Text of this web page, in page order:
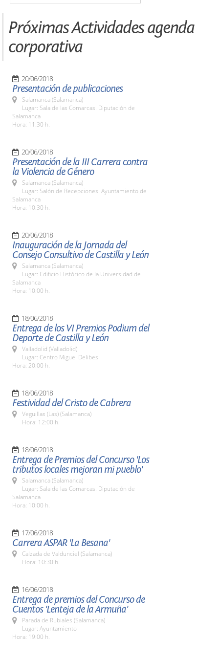
Próximas Actividades agenda
corporativa
20/06/2018
Presentación de publicaciones
Salamanca (Salamanca)
Lugar: Sala de las Comarcas. Diputación de
Salamanca
Hora: 11:30 h.
20/06/2018
Presentación de la III Carrera contra
la Violencia de Género
Salamanca (Salamanca)
Lugar: Salón de Recepciones. Ayuntamiento de
Salamanca
Hora: 10:30 h.
20/06/2018
Inauguración de la Jornada del
Consejo Consultivo de Castilla y León
Salamanca (Salamanca)
Lugar: Edificio Histórico de la Universidad de
Salamanca
Hora: 10:00 h.
18/06/2018
Entrega de los VI Premios Podium del
Deporte de Castilla y León
Valladolid (Valladolid)
Lugar: Centro Miguel Delibes
Hora: 20.00 h.
18/06/2018
Festividad del Cristo de Cabrera
Veguillas (Las) (Salamanca)
Hora: 12:00 h.
18/06/2018
Entrega de Premios del Concurso 'Los
tributos locales mejoran mi pueblo'
Salamanca (Salamanca)
Lugar: Sala de las Comarcas. Diputación de
Salamanca
Hora: 10:00 h.
17/06/2018
Carrera ASPAR 'La Besana'
Calzada de Valdunciel (Salamanca)
Hora: 10:30 h.
16/06/2018
Entrega de premios del Concurso de
Cuentos 'Lenteja de la Armuña'
Parada de Rubiales (Salamanca)
Lugar: Ayuntamiento
Hora: 19:00 h.